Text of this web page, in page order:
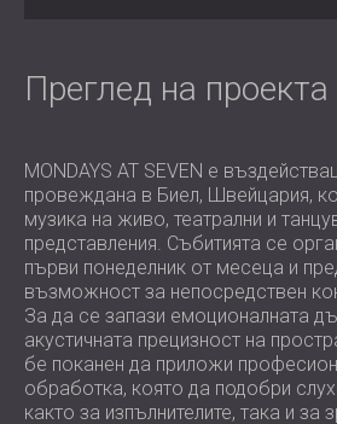
ЗАЛИ
ЗВУКОИЗОЛАЦИОННИ
ЗВУКОИЗОЛАЦИЯ И
УЧЕБНИ ЗАВЕДЕНИЯ
ШУМОИЗОЛАЦИЯ И
ЗДРАВНИЯ СЕКТОР
ЗВУКОИЗОЛАЦИОННИ
РЕШЕНИЯ ЗА
СЕКТОР
ЗВУКОИЗОЛАЦИОННИ
РОССИЯ (RU)
USA (US)
Преглед на проекта
MONDAYS AT SEVEN е
провеждана в Биел, Швейцария,
музика на живо, театрални и
представления. Събитията се
първи понеделник от месеца и
възможност за непосредствен
За да се запази емоционалната
акустичната прецизност на
бе поканен да приложи
обработка, която да подобри
както за изпълнителите, така и за